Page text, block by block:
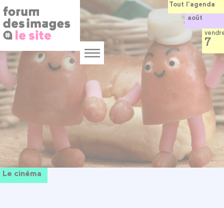
Panneau de gestion des cookies
au
contenu
principal
Menu
Le cinéma
Tout l’agenda
août
7